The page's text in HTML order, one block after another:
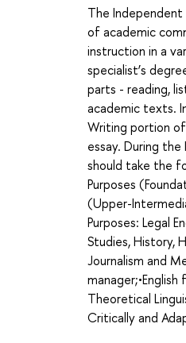
The Independent
of academic
instruction in a
specialist’s
parts - reading,
academic texts.
Writing portion
essay. During
should take the
Purposes
(Upper-
Purposes: Legal
Studies, History,
Journalism and
Theoretical
Critically and